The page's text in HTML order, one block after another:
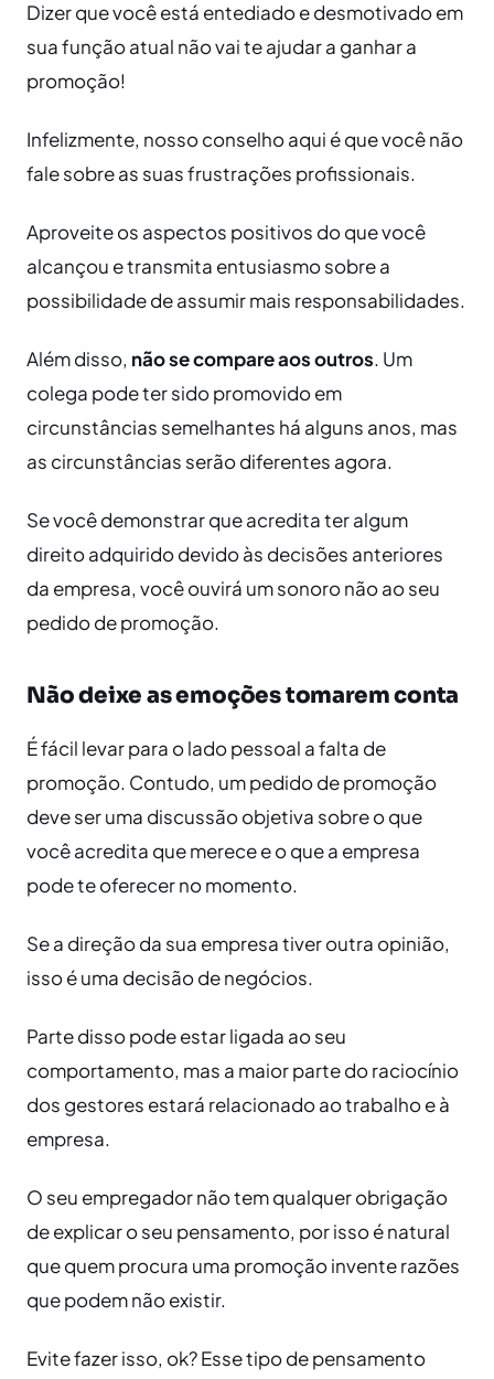
Dizer que você está entediado e desmotivado em
sua função atual não vai te ajudar a ganhar a
promoção!
Infelizmente, nosso conselho aqui é que você não
fale sobre as suas frustrações profissionais.
Aproveite os aspectos positivos do que você
alcançou e transmita entusiasmo sobre a
possibilidade de assumir mais responsabilidades.
Além disso, não se compare aos outros. Um
colega pode ter sido promovido em
circunstâncias semelhantes há alguns anos, mas
as circunstâncias serão diferentes agora.
Se você demonstrar que acredita ter algum
direito adquirido devido às decisões anteriores
da empresa, você ouvirá um sonoro não ao seu
pedido de promoção.
Não deixe as emoções tomarem conta
É fácil levar para o lado pessoal a falta de
promoção. Contudo, um pedido de promoção
deve ser uma discussão objetiva sobre o que
você acredita que merece e o que a empresa
pode te oferecer no momento.
Se a direção da sua empresa tiver outra opinião,
isso é uma decisão de negócios.
Parte disso pode estar ligada ao seu
comportamento, mas a maior parte do raciocínio
dos gestores estará relacionado ao trabalho e à
empresa.
O seu empregador não tem qualquer obrigação
de explicar o seu pensamento, por isso é natural
que quem procura uma promoção invente razões
que podem não existir.
Evite fazer isso, ok? Esse tipo de pensamento